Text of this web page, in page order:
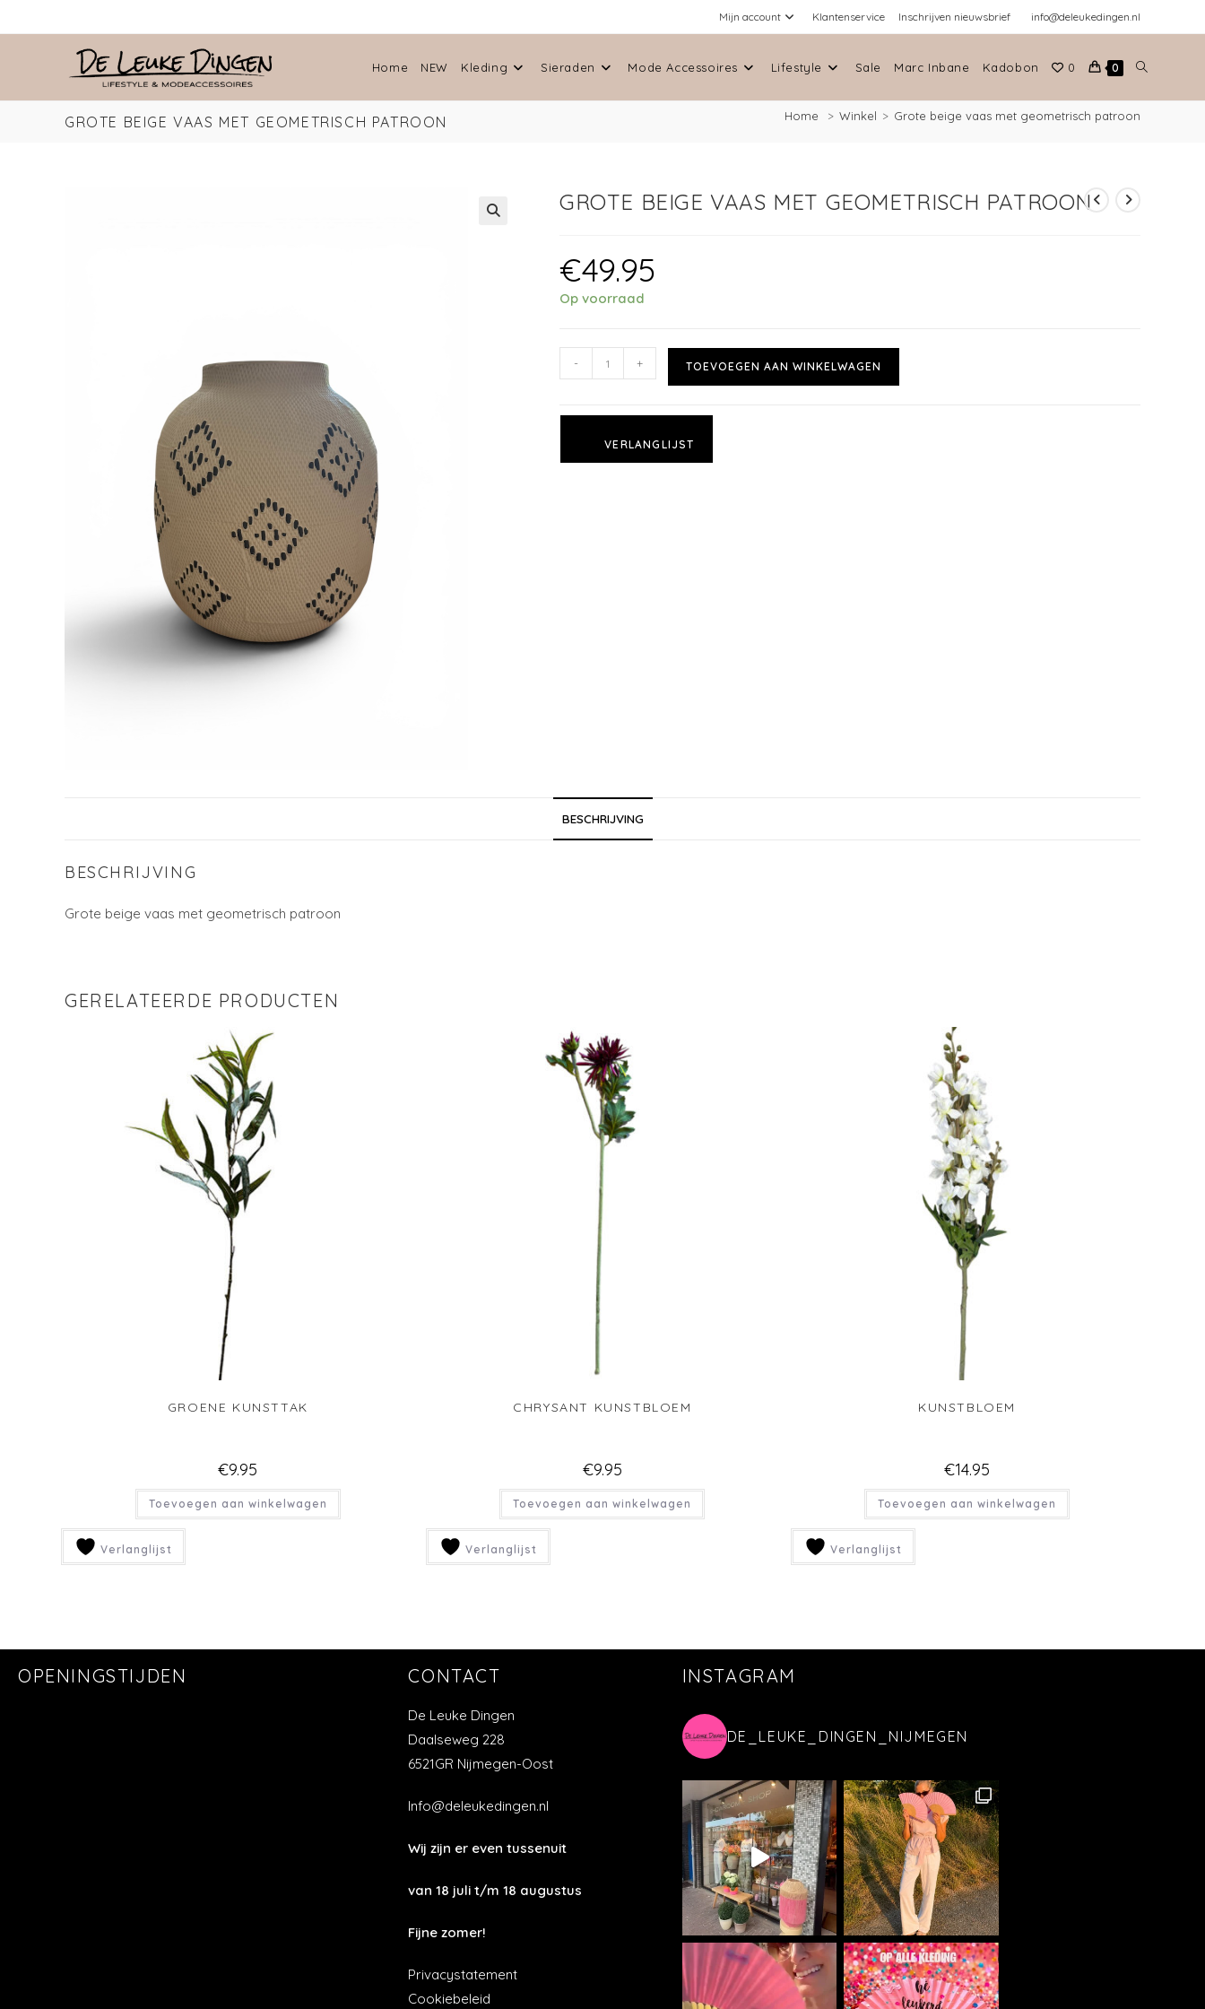
Mijn account Klantenservice Inschrijven nieuwsbrief info@deleukedingen.nl
Home NEW Kleding Sieraden Mode Accessoires Lifestyle Sale Marc Inbane Kadobon 0 0
GROTE BEIGE VAAS MET GEOMETRISCH PATROON Home > Winkel > Grote beige vaas met geometrisch patroon
GROTE BEIGE VAAS MET GEOMETRISCH PATROON
€49.95
Op voorraad
- + TOEVOEGEN AAN WINKELWAGEN
VERLANGLIJST
BESCHRIJVING
BESCHRIJVING
Grote beige vaas met geometrisch patroon
GERELATEERDE PRODUCTEN
GROENE KUNSTTAK
€9.95
Toevoegen aan winkelwagen
Verlanglijst
CHRYSANT KUNSTBLOEM
€9.95
Toevoegen aan winkelwagen
Verlanglijst
KUNSTBLOEM
€14.95
Toevoegen aan winkelwagen
Verlanglijst
OPENINGSTIJDEN CONTACT
De Leuke Dingen
Daalseweg 228
6521GR Nijmegen-Oost
Info@deleukedingen.nl
Wij zijn er even tussenuit
van 18 juli t/m 18 augustus
Fijne zomer!
Privacystatement
Cookiebeleid
INSTAGRAM
DE_LEUKE_DINGEN_NIJMEGEN